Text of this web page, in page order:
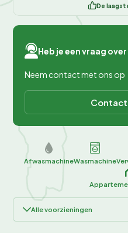
De
Heb je een vraag
Neem contact met ons op
AfwasmachineWasmachine
Alle voorzieningen